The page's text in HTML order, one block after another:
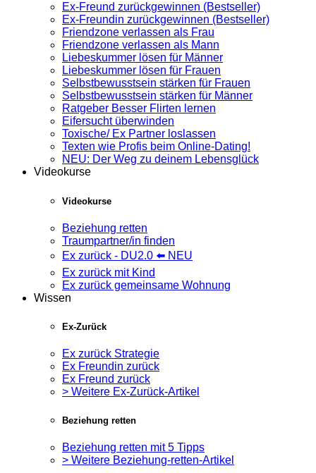
Ex-Freund zurückgewinnen (Bestseller)
Ex-Freundin zurückgewinnen (Bestseller)
Friendzone verlassen als Frau
Friendzone verlassen als Mann
Liebeskummer lösen für Männer
Liebeskummer lösen für Frauen
Selbstbewusstsein stärken für Frauen
Selbstbewusstsein stärken für Männer
Ratgeber Besser Flirten lernen
Eifersucht überwinden
Toxische/ Ex Partner loslassen
Texten wie Profis beim Online-Dating!
NEU: Der Weg zu deinem Lebensglück
Videokurse
Videokurse
Beziehung retten
Traumpartner/in finden
Ex zurück - DU2.0 ⬅️ NEU
Ex zurück mit Kind
Ex zurück gemeinsame Wohnung
Wissen
Ex-Zurück
Ex zurück Strategie
Ex Freundin zurück
Ex Freund zurück
> Weitere Ex-Zurück-Artikel
Beziehung retten
Beziehung retten mit 5 Tipps
> Weitere Beziehung-retten-Artikel